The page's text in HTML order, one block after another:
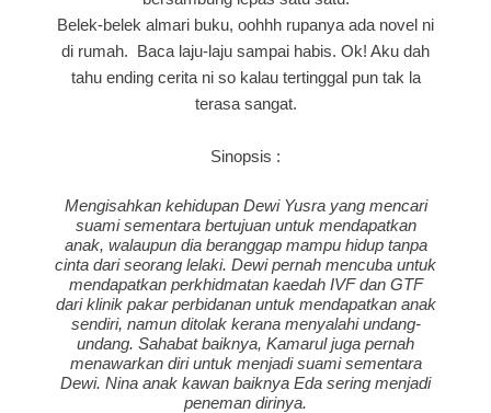
Belek-belek almari buku, oohhh rupanya ada novel ni
di rumah. Baca laju-laju sampai habis. Ok! Aku dah
tahu ending cerita ni so kalau tertinggal pun tak la
terasa sangat.
Sinopsis :
Mengisahkan kehidupan Dewi Yusra yang mencari
suami sementara bertujuan untuk mendapatkan
anak, walaupun dia beranggap mampu hidup tanpa
cinta dari seorang lelaki. Dewi pernah mencuba untuk
mendapatkan perkhidmatan kaedah IVF dan GTF
dari klinik pakar perbidanan untuk mendapatkan anak
sendiri, namun ditolak kerana menyalahi undang-
undang. Sahabat baiknya, Kamarul juga pernah
menawarkan diri untuk menjadi suami sementara
Dewi. Nina anak kawan baiknya Eda sering menjadi
peneman dirinya.